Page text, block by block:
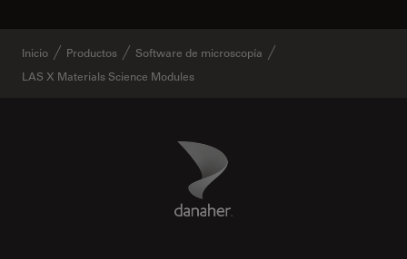
Inicio Productos
Software de microscopía
LAS X Materials Science Modules
Danaher Logo